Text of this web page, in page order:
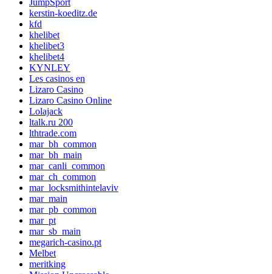
kerstin-koeditz.de
kfd
khelibet
khelibet3
khelibet4
KYNLEY
Les casinos en
Lizaro Casino
Lizaro Casino Online
Lolajack
ltalk.ru 200
lthtrade.com
mar_bh_common
mar_bh_main
mar_canli_common
mar_ch_common
mar_locksmithintelaviv
mar_main
mar_pb_common
mar_pt
mar_sb_main
megarich-casino.pt
Melbet
meritking